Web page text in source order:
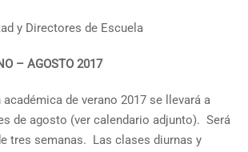
y Directores de Escuela
– AGOSTO 2017
de verano 2017 se llevará a
de agosto (ver calendario adjunto). Será
tres semanas. Las clases diurnas y